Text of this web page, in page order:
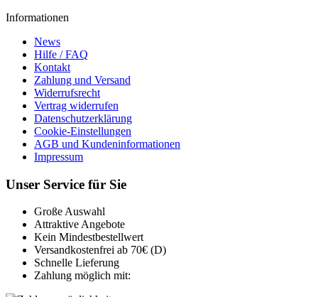
Informationen
News
Hilfe / FAQ
Kontakt
Zahlung und Versand
Widerrufsrecht
Vertrag widerrufen
Datenschutzerklärung
Cookie-Einstellungen
AGB und Kundeninformationen
Impressum
Unser Service für Sie
Große Auswahl
Attraktive Angebote
Kein Mindestbestellwert
Versandkostenfrei ab 70€ (D)
Schnelle Lieferung
Zahlung möglich mit: